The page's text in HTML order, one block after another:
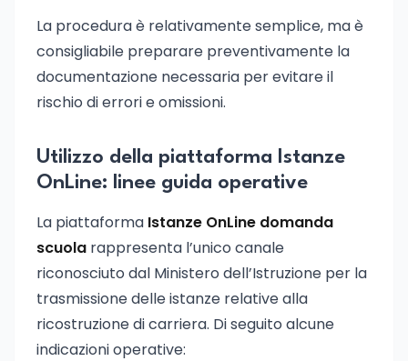
La procedura è relativamente semplice, ma è
consigliabile preparare preventivamente la
documentazione necessaria per evitare il
rischio di errori e omissioni.
Utilizzo della piattaforma Istanze
OnLine: linee guida operative
La piattaforma Istanze OnLine domanda
scuola rappresenta l’unico canale
riconosciuto dal Ministero dell’Istruzione per la
trasmissione delle istanze relative alla
ricostruzione di carriera. Di seguito alcune
indicazioni operative: